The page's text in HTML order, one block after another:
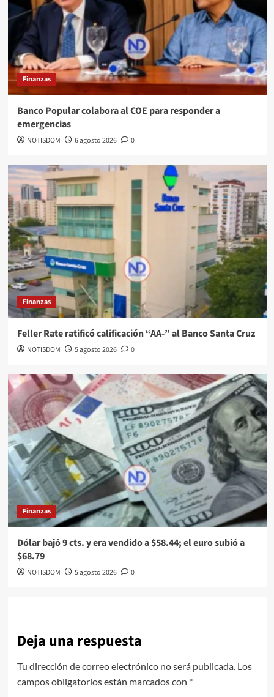
Finanzas
Banco Popular colabora al COE para responder a
emergencias
NOTISDOM 6 agosto 2026 0
Finanzas
Feller Rate ratificó calificación “AA-” al Banco Santa Cruz
NOTISDOM 5 agosto 2026 0
Finanzas
Dólar bajó 9 cts. y era vendido a $58.44; el euro subió a
$68.79
NOTISDOM 5 agosto 2026 0
Deja una respuesta
Tu dirección de correo electrónico no será publicada. Los
campos obligatorios están marcados con *